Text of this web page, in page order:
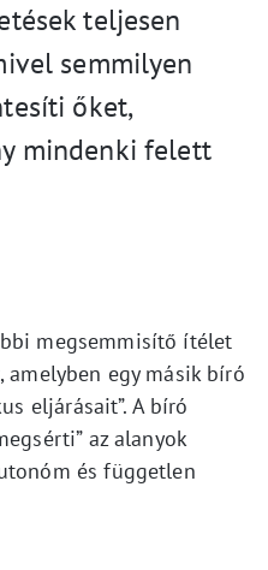
teljesen
semmilyen
őket,
mindenki felett
megsemmisítő ítélet
egy másik bíró
eljárásait”. A bíró
az alanyok
és független